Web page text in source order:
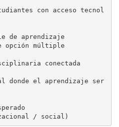
con acceso tecnol
de aprendizaje
conectada
donde el aprendizaje ser